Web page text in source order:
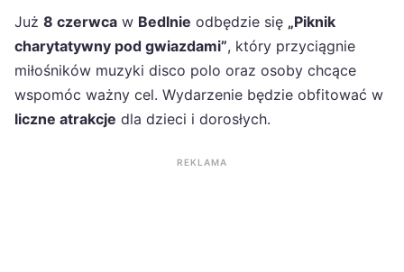
Już 8 czerwca w Bedlnie odbędzie się „Piknik
charytatywny pod gwiazdami”, który przyciągnie
miłośników muzyki disco polo oraz osoby chcące
wspomóc ważny cel. Wydarzenie będzie obfitować w
liczne atrakcje dla dzieci i dorosłych.
REKLAMA